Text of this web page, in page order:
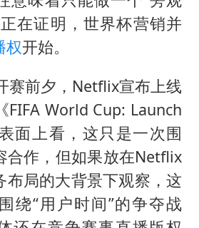
构建更高水平的全民健身公共服务体系
在证明，世界杯营销并
权开始。
赛前夕，Netflix宣布上线
FIFA World Cup: Launch
面上看，这只是一次围
合作，但如果放在Netflix
布局的大背景下观察，这
绕“用户时间”的争夺战